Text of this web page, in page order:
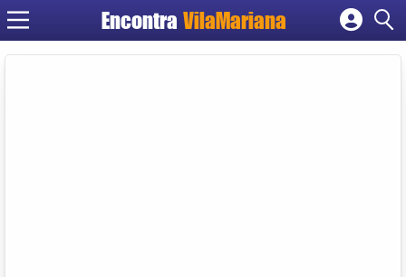
EncontraVilaMariana
Cadastrar empresa